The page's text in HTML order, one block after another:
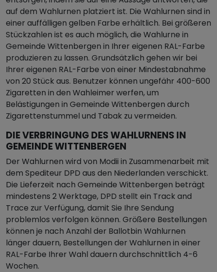
auf dem Wahlurnen platziert ist. Die Wahlurnen sind in
einer auffälligen gelben Farbe erhältlich. Bei größeren
Stückzahlen ist es auch möglich, die Wahlurne in
Gemeinde Wittenbergen in Ihrer eigenen RAL-Farbe
produzieren zu lassen. Grundsätzlich gehen wir bei
Ihrer eigenen RAL-Farbe von einer Mindestabnahme
von 20 Stück aus. Benutzer können ungefähr 400-600
Zigaretten in den Wahleimer werfen, um
Belästigungen in Gemeinde Wittenbergen durch
Zigarettenstummel und Tabak zu vermeiden.
DIE VERBRINGUNG DES WAHLURNENS IN
GEMEINDE WITTENBERGEN
Der Wahlurnen wird von Modii in Zusammenarbeit mit
dem Spediteur DPD aus den Niederlanden verschickt.
Die Lieferzeit nach Gemeinde Wittenbergen beträgt
mindestens 2 Werktage, DPD stellt ein Track and
Trace zur Verfügung, damit Sie Ihre Sendung
problemlos verfolgen können. Größere Bestellungen
können je nach Anzahl der Ballotbin Wahlurnen
länger dauern, Bestellungen der Wahlurnen in einer
RAL-Farbe Ihrer Wahl dauern durchschnittlich 4-6
Wochen.